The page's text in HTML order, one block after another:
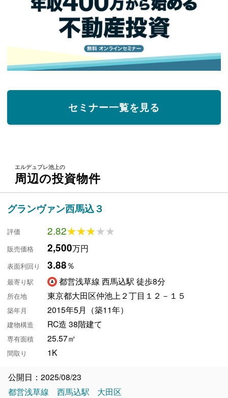
セミナー一覧を見る
エルデュプレ池上の
周辺の投資物件
グランヴァン西馬込３
評価 2.82★★★★★
★★★★★
販売価格 2,500万円
表面利回り 3.88％
最寄り駅 都営浅草線 西馬込駅 徒歩8分
所在地 東京都大田区仲池上２丁目１２－１５
築年月 2015年5月（築11年）
建物構造 RC造 38階建て
専有面積 25.57㎡
間取り 1K
公開日：2025/08/23
都営浅草線
西馬込駅 大田区